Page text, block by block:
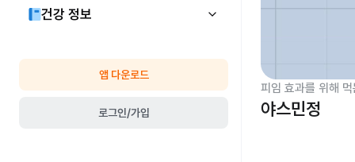
건강 정보
앱 다운로드
로그인/가입
피임 효과를 위해
야스민정